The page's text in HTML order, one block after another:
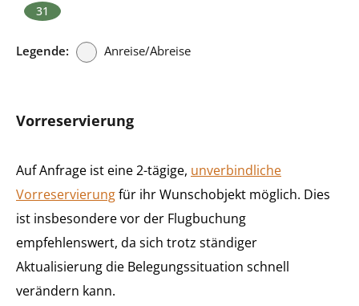
31
Legende: Anreise/Abreise
Vorreservierung
Auf Anfrage ist eine 2-tägige, unverbindliche
Vorreservierungfür ihr Wunschobjekt möglich. Dies
ist insbesondere vor der Flugbuchung
empfehlenswert, da sich trotz ständiger
Aktualisierung die Belegungssituation schnell
verändern kann.